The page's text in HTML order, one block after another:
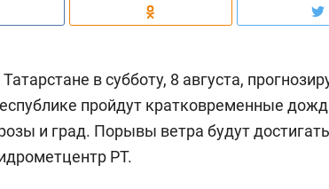
Татарстане в субботу, 8 августа,
пройдут кратковременные
и град. Порывы ветра будут
РТ.